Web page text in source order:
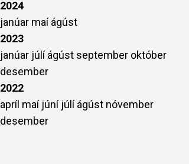
2024
janúar maíágúst
2023
janúar júlíágúst september október
desember
2022
apríl maí júní júlíágúst nóvember
desember